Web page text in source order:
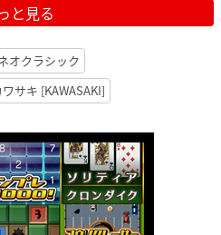
と見る
オクラシック
ワサキ [KAWASAKI]